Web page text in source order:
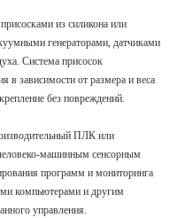
из силикона или
генераторами, датчиками
Система присосок
в зависимости от размера и веса
без повреждений.
ПЛК или
машинным сенсорным
программ и мониторинга
компьютерами и другим
управления.